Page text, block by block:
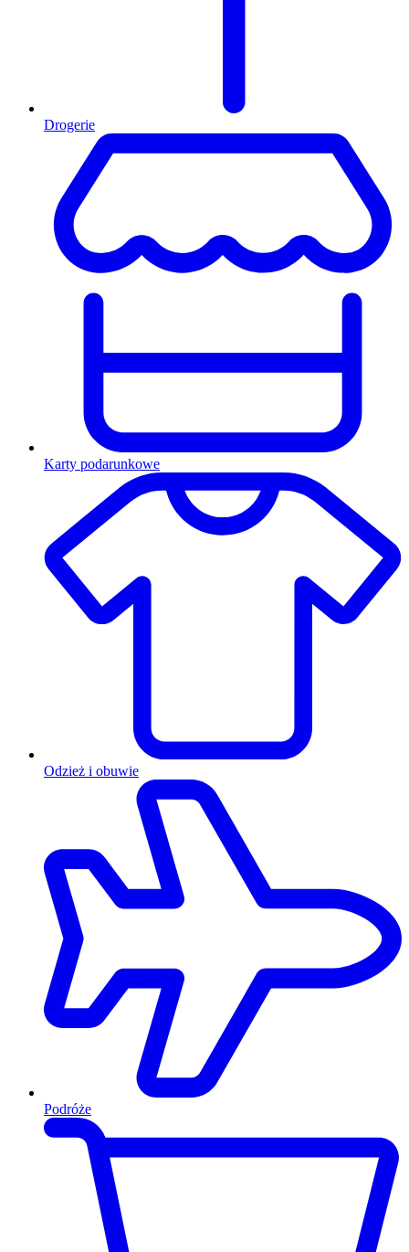
Drogerie
Karty podarunkowe
Odzież i obuwie
Podróże